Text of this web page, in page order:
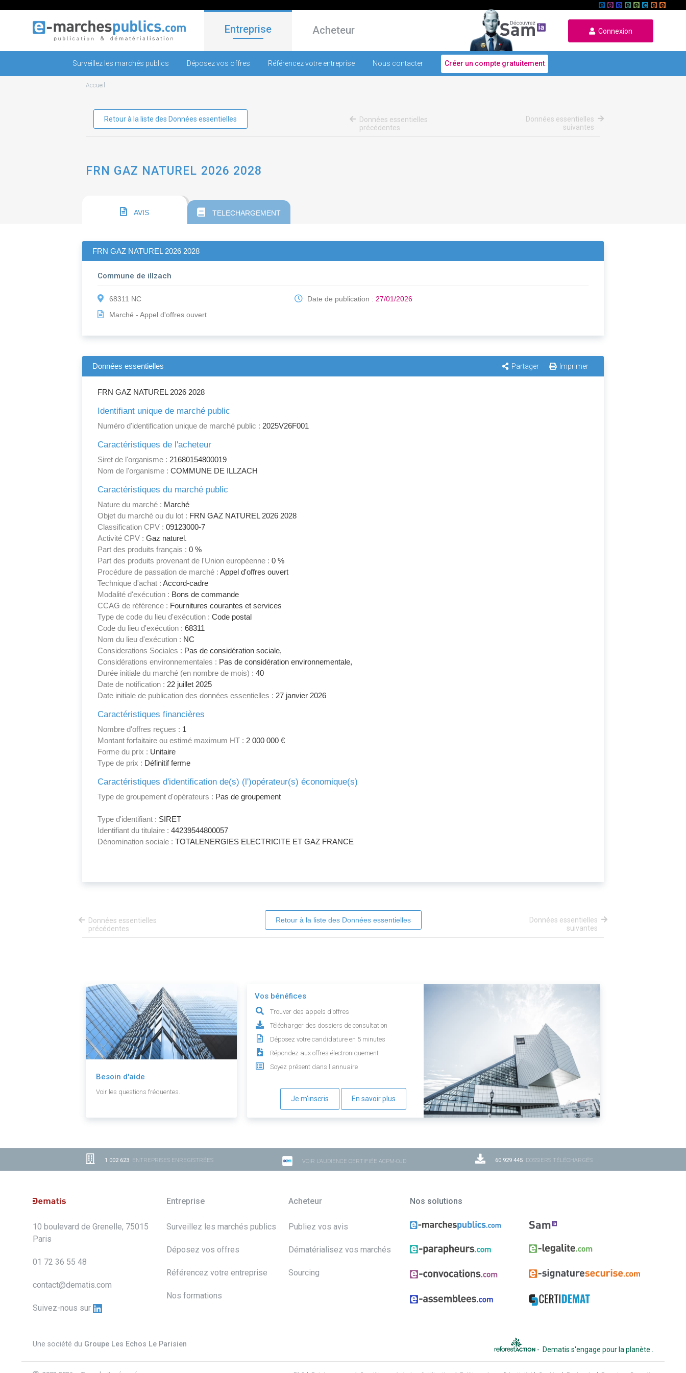
Entreprise Acheteur Connexion
Surveillez les marchés publics Déposez vos offres Référencez votre entreprise Nous contacter Créer un compte gratuitement
Accueil
Retour à la liste des Données essentielles
Données essentielles
précédentes
Données essentielles
suivantes
FRN GAZ NATUREL 2026 2028
AVIS TELECHARGEMENT
FRN GAZ NATUREL 2026 2028
Commune de illzach
68311 NC
Marché - Appel d'offres ouvert
Date de publication :27/01/2026
Données essentielles Partager Imprimer
FRN GAZ NATUREL 2026 2028
Identifiant unique de marché public
Numéro d'identification unique de marché public : 2025V26F001
Caractéristiques de l'acheteur
Siret de l'organisme : 21680154800019
Nom de l'organisme : COMMUNE DE ILLZACH
Caractéristiques du marché public
Nature du marché : Marché
Objet du marché ou du lot : FRN GAZ NATUREL 2026 2028
Classification CPV : 09123000-7
Activité CPV : Gaz naturel.
Part des produits français : 0 %
Part des produits provenant de l'Union européenne : 0 %
Procédure de passation de marché : Appel d'offres ouvert
Technique d'achat : Accord-cadre
Modalité d'exécution : Bons de commande
CCAG de référence : Fournitures courantes et services
Type de code du lieu d'exécution : Code postal
Code du lieu d'exécution : 68311
Nom du lieu d'exécution : NC
Considerations Sociales : Pas de considération sociale,
Considérations environnementales : Pas de considération environnementale,
Durée initiale du marché (en nombre de mois) : 40
Date de notification : 22 juillet 2025
Date initiale de publication des données essentielles : 27 janvier 2026
Caractéristiques financières
Nombre d'offres reçues : 1
Montant forfaitaire ou estimé maximum HT : 2 000 000 €
Forme du prix : Unitaire
Type de prix : Définitif ferme
Caractéristiques d'identification de(s) (l')opérateur(s) économique(s)
Type de groupement d'opérateurs : Pas de groupement
Type d'identifiant : SIRET
Identifiant du titulaire : 44239544800057
Dénomination sociale : TOTALENERGIES ELECTRICITE ET GAZ FRANCE
Données essentielles
précédentes
Retour à la liste des Données essentielles
Données essentielles
suivantes
Besoin d'aide
Voir les questions fréquentes.
Vos bénéfices
Trouver des appels d'offres
Télécharger des dossiers de consultation
Déposez votre candidature en 5 minutes
Répondez aux offres électroniquement
Soyez présent dans l'annuaire
Je m'inscris En savoir plus
1 002 623 ENTREPRISES ENREGISTRÉES VOIR L'AUDIENCE CERTIFIÉE ACPM-OJD 60 929 445 DOSSIERS TÉLÉCHARGÉS
10 boulevard de Grenelle, 75015
Paris
01 72 36 55 48
contact@dematis.com
Suivez-nous sur
Entreprise
Surveillez les marchés publics
Déposez vos offres
Référencez votre entreprise
Nos formations
Acheteur
Publiez vos avis
Dématérialisez vos marchés
Sourcing
Nos solutions
Une société du Groupe Les Echos Le Parisien
- Dematis s'engage pour la planète